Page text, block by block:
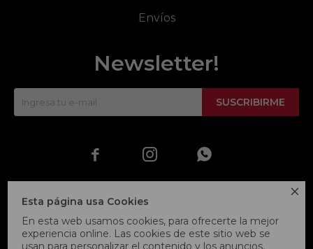

Esta página usa Cookies
En esta web usamos cookies, para ofrecerte la mejor
experiencia online. Las cookies de este sitio web se
usan para personalizar el contenido y los anuncios,
Envíos
Newsletter!
SUSCRIBIRME
  